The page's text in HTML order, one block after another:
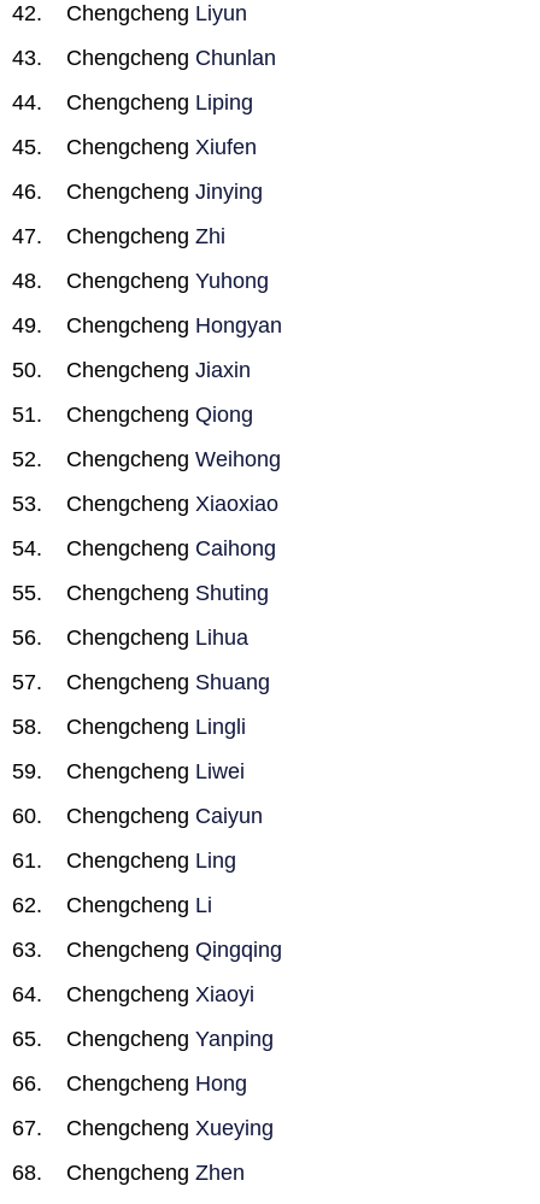
Chengcheng Liyun
Chengcheng Chunlan
Chengcheng Liping
Chengcheng Xiufen
Chengcheng Jinying
Chengcheng Zhi
Chengcheng Yuhong
Chengcheng Hongyan
Chengcheng Jiaxin
Chengcheng Qiong
Chengcheng Weihong
Chengcheng Xiaoxiao
Chengcheng Caihong
Chengcheng Shuting
Chengcheng Lihua
Chengcheng Shuang
Chengcheng Lingli
Chengcheng Liwei
Chengcheng Caiyun
Chengcheng Ling
Chengcheng Li
Chengcheng Qingqing
Chengcheng Xiaoyi
Chengcheng Yanping
Chengcheng Hong
Chengcheng Xueying
Chengcheng Zhen